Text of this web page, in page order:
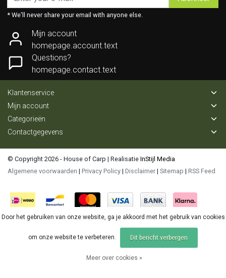
* We'll never share your email with anyone else.
Mijn account
homepage.account.text
Questions?
homepage.contact.text
Klantenservice
Mijn account
Categorieën
Contactgegevens
© Copyright 2026 - House of Carp | Realisatie InStijl Media
Algemene voorwaarden | Privacy Policy | Disclaimer | Sitemap | RSS Feed
Door het gebruiken van onze website, ga je akkoord met het gebruik van cookies
om onze website te verbeteren. Dit bericht verbergen
Meer over cookies »